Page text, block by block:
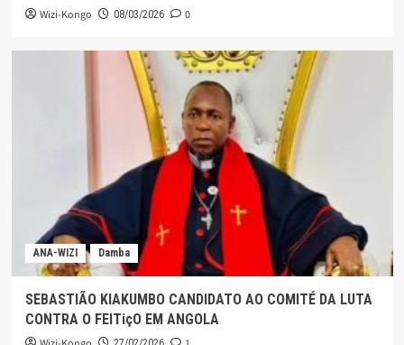
Wizi-Kongo 08/03/2026 0
ANA-WIZI Damba
SEBASTIÃO KIAKUMBO CANDIDATO AO COMITÉ DA LUTA
CONTRA O FEITiçO EM ANGOLA